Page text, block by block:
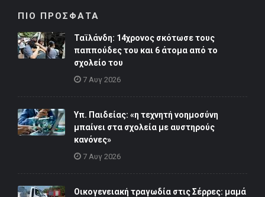
ΠΙΟ ΠΡΟΣΦΑΤΑ
Ταϊλάνδη: 14χρονος σκότωσε τους
παππούδες του και 6 άτομα από το
σχολείο του
7 Αυγ 2026
Υπ. Παιδείας: «η τεχνητή νοημοσύνη
μπαίνει στα σχολεία με αυστηρούς
κανόνες»
7 Αυγ 2026
Οικογενειακή τραγωδία στις Σέρρες: μαμά